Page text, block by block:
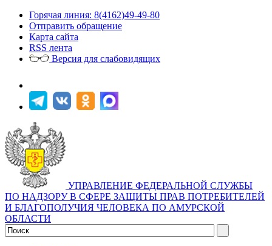
Горячая линия: 8(4162)49-49-80
Отправить обращение
Карта сайта
RSS лента
Версия для слабовидящих
УПРАВЛЕНИЕ ФЕДЕРАЛЬНОЙ СЛУЖБЫ
ПО НАДЗОРУ В СФЕРЕ ЗАЩИТЫ ПРАВ ПОТРЕБИТЕЛЕЙ
И БЛАГОПОЛУЧИЯ ЧЕЛОВЕКА ПО АМУРСКОЙ
ОБЛАСТИ